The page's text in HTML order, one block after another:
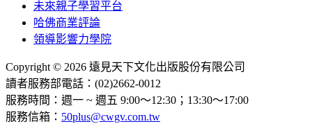
未來親子學習平台
哈佛商業評論
領導影響力學院
Copyright © 2026 遠見天下文化出版股份有限公司
讀者服務部電話：(02)2662-0012
服務時間：週一 ~ 週五 9:00～12:30；13:30～17:00
服務信箱： 50plus@cwgv.com.tw